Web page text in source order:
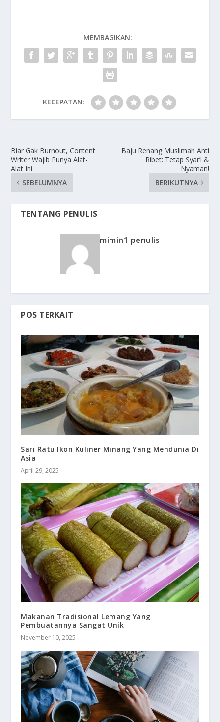
MEMBAGIKAN:
KECEPATAN:
Biar Gak Burnout, Content
Writer Wajib Punya Alat-
Alat Ini
SEBELUMNYA
Baju Renang Muslimah Anti
Ribet: Tetap Syar’i &
Nyaman!
BERIKUTNYA
TENTANG PENULIS
mimin1 penulis
POS TERKAIT
Sari Ratu Ikon Kuliner Minang Yang Mendunia Di
Asia
April 29, 2025
Makanan Tradisional Lemang Yang
Pembuatannya Sangat Unik
November 10, 2025